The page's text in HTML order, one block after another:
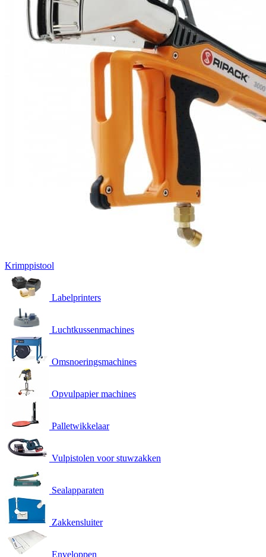
Krimppistool
Labelprinters
Luchtkussenmachines
Omsnoeringsmachines
Opvulpapier machines
Palletwikkelaar
Vulpistolen voor stuwzakken
Sealapparaten
Zakkensluiter
Enveloppen